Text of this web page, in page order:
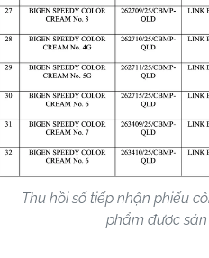
Thu hồi số tiếp nhận phiếu
phẩm được